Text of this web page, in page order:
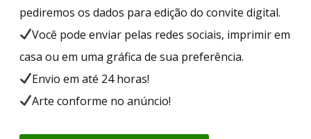
pediremos os dados para edição do convite digital.
Você pode enviar pelas redes sociais, imprimir em
casa ou em uma gráfica de sua preferência.
Envio em até 24 horas!
Arte conforme no anúncio!